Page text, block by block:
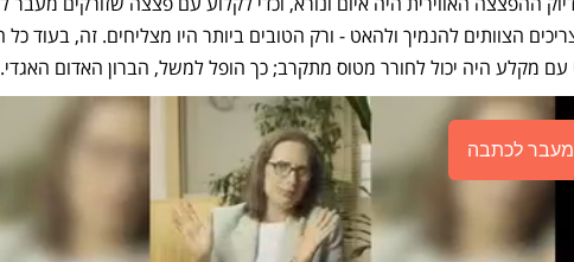
עם מקלע היה יכול לחורר מטוס מתקרב; כך הופל למשל, הברון האדום האגדי.
מעבר לכתבה